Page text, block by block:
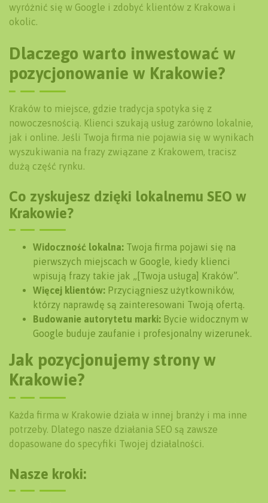
wyróżnić się w Google i zdobyć klientów z Krakowa i
okolic.
Dlaczego warto inwestować w
pozycjonowanie w Krakowie?
Kraków to miejsce, gdzie tradycja spotyka się z
nowoczesnością. Klienci szukają usług zarówno lokalnie,
jak i online. Jeśli Twoja firma nie pojawia się w wynikach
wyszukiwania na frazy związane z Krakowem, tracisz
dużą część rynku.
Co zyskujesz dzięki lokalnemu SEO w
Krakowie?
Widoczność lokalna: Twoja firma pojawi się na
pierwszych miejscach w Google, kiedy klienci
wpisują frazy takie jak „[Twoja usługa] Kraków”.
Więcej klientów: Przyciągniesz użytkowników,
którzy naprawdę są zainteresowani Twoją ofertą.
Budowanie autorytetu marki: Bycie widocznym w
Google buduje zaufanie i profesjonalny wizerunek.
Jak pozycjonujemy strony w
Krakowie?
Każda firma w Krakowie działa w innej branży i ma inne
potrzeby. Dlatego nasze działania SEO są zawsze
dopasowane do specyfiki Twojej działalności.
Nasze kroki: